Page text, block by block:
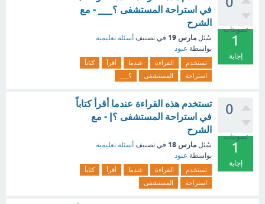
تصويتات
1
إجابة
في استراحة المستشفى ؟___ - مع
الشرح
سُئل مارس 19 في تصنيف أسئلة تعليمية
بواسطة عبود
تستخدم القراءة عندما أقرأ
كتاباً
استراحة
المستشفى ؟___
0
تصويتات
1
إجابة
تستخدم هذه القراءة عندما أقرأ كتاباً
في استراحة المستشفى ؟| - مع
الشرح
سُئل مارس 18 في تصنيف أسئلة تعليمية
بواسطة عبود
تستخدم القراءة عندما أقرأ
كتاباً
استراحة
المستشفى